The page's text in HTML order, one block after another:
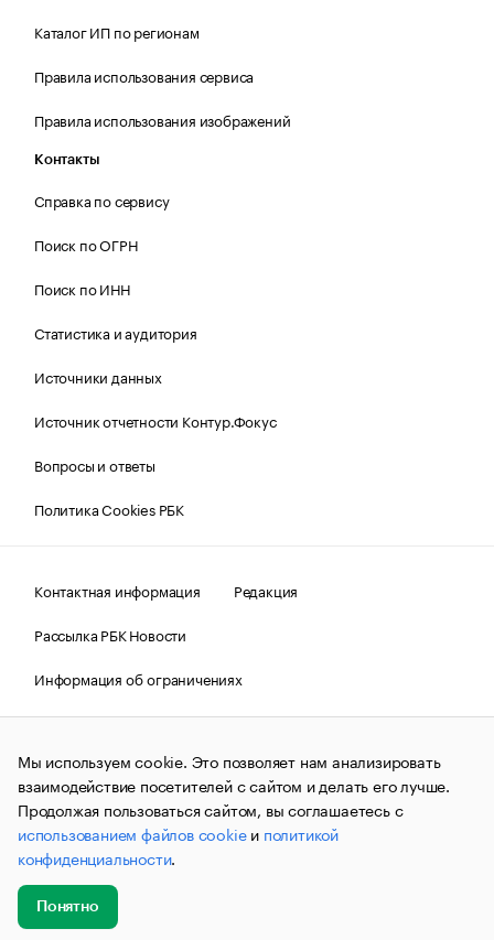
Каталог ИП по регионам
Правила использования сервиса
Правила использования изображений
Контакты
Справка по сервису
Поиск по ОГРН
Поиск по ИНН
Статистика и аудитория
Источники данных
Источник отчетности Контур.Фокус
Вопросы и ответы
Политика Cookies РБК
Контактная информация
Редакция
Рассылка РБК Новости
Информация об ограничениях
Правовая информация
О соблюдении авторских прав
© АО «РОСБИЗНЕСКОНСАЛТИНГ»,1995–2026.Сообщения
и материалы информационного агентства «РБК»
(зарегистрировано Федеральной службой по надзору в сфере
связи, информационных технологий и массовых
коммуникаций (Роскомнадзор) 09.12.2015 за номером ИА
№ФС77-63848) сопровождаются пометкой «РБК». Отдельные
публикации могут содержать информацию,
не предназначенную для пользователей
до 18 лет.
Мы используем cookie. Это позволяет нам анализировать
взаимодействие посетителей с сайтом и делать его лучше.
Продолжая пользоваться сайтом, вы соглашаетесь с
использованием файлов cookieи политикой
конфиденциальности.
Понятно